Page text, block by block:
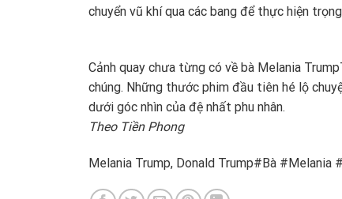
chuyển vũ khí qua các bang để thực hiện
Cảnh quay chưa từng có về bà Melania Trump
chúng. Những thước phim đầu tiên hé lộ
dưới góc nhìn của đệ nhất phu nhân.
Theo Tiền Phong
Melania Trump, Donald Trump#Bà #Melania